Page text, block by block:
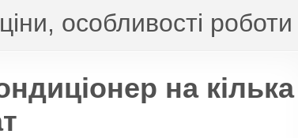
особливості роботи
на кілька